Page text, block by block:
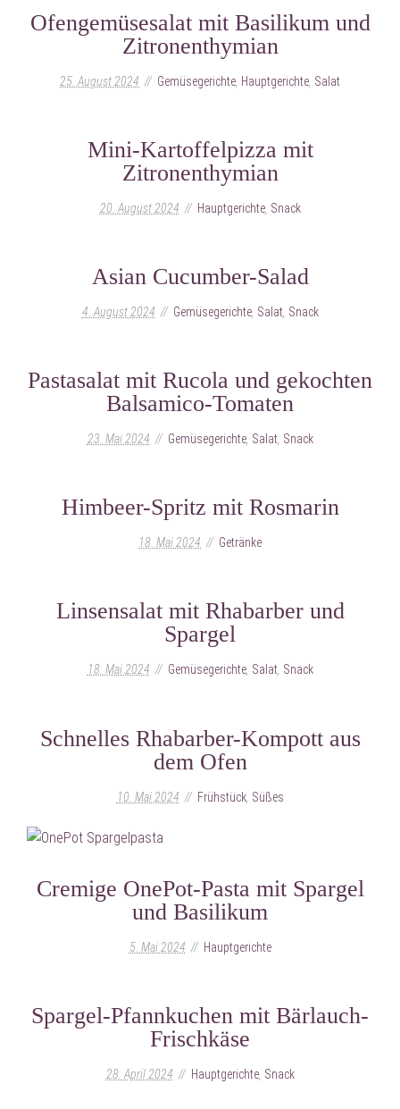
Ofengemüsesalat mit Basilikum und
Zitronenthymian
25. August 2024 Gemüsegerichte Hauptgerichte Salat
Mini-Kartoffelpizza mit
Zitronenthymian
20. August 2024 Hauptgerichte, Snack
Asian Cucumber-Salad
4. August 2024 Gemüsegerichte, Salat Snack
Pastasalat mit Rucola und gekochten
Balsamico-Tomaten
23. Mai 2024 Gemüsegerichte, Salat Snack
Himbeer-Spritz mit Rosmarin
18. Mai 2024 Getränke
Linsensalat mit Rhabarber und
Spargel
18. Mai 2024 Gemüsegerichte, Salat Snack
Schnelles Rhabarber-Kompott aus
dem Ofen
10. Mai 2024 Frühstück, Süßes
Cremige OnePot-Pasta mit Spargel
und Basilikum
5. Mai 2024 Hauptgerichte
Spargel-Pfannkuchen mit Bärlauch-
Frischkäse
28. April 2024 Hauptgerichte, Snack